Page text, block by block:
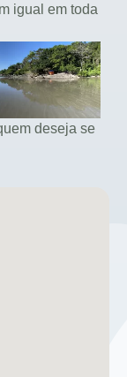
igual em toda
deseja se